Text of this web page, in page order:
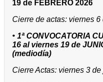
19 de FEBRERO 2026
Cierre de actas: viernes
• 1ª CONVOCATORIA
16 al viernes 19 de
(mediodía)
Cierre Actas: viernes 3